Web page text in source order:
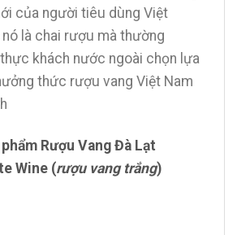
của người tiêu dùng Việt
nó là chai rượu mà thường
khách nước ngoài chọn lựa
thức rượu vang Việt Nam
Rượu Vang Đà Lạt
Wine (rượu vang trắng)